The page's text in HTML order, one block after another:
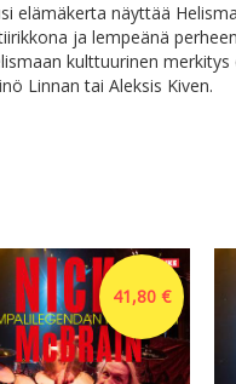
elämäkerta näyttää
ja lempeänä
kulttuurinen
Linnan tai Aleksis Kiven.
41,80 €